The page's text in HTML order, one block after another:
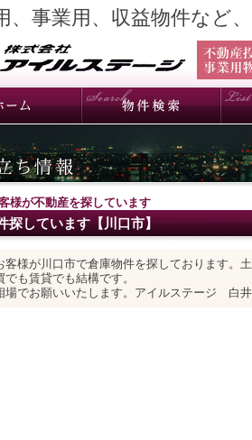
、事業用、収益物件など
様が不動産を探しています
探しています【川口市】
客様が川口市で倉庫物件を探しております。
でも賃貸でも結構です。
場でお願いいたします。アイルステージ 白